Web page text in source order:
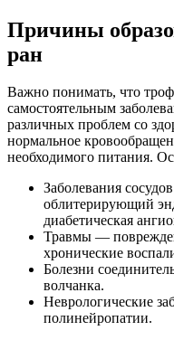
Причины
ран
Важно понимать, что
самостоятельным
различных проблем со
нормальное
необходимого питания.
Заболевания
облитерирующий
диабетическая
Травмы —
хронические
Болезни
волчанка.
Неврологические
полинейропатии.